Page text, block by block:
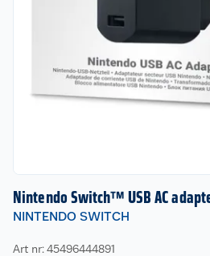
Nintendo Switch™ USB AC
NINTENDO SWITCH
Art nr: 45496444891